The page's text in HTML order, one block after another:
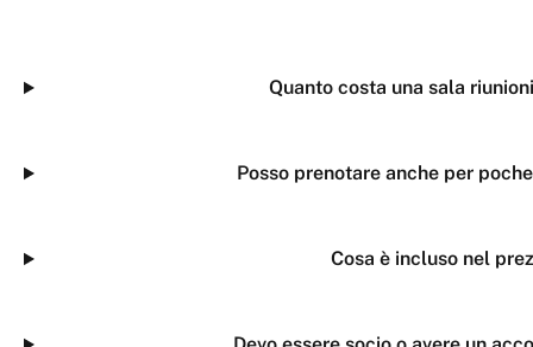
Quanto costa una sala
Posso prenotare anche per
Cosa è incluso nel